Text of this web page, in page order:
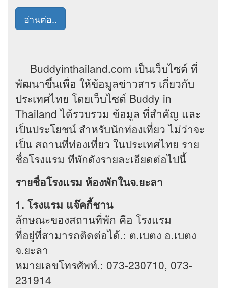
อ่านต่อ..
Buddyinthailand.com เป็นเว็บไซต์ ที่
พัฒนาขึ้นเพื่อ ให้ข้อมูลข่าวสาร เกี่ยวกับ
ประเทศไทย โดยเว็บไซต์ Buddy in
Thailand ได้รวบรวม ข้อมูล ที่สำคัญ และ
เป็นประโยชน์ สำหรับนักท่องเที่ยว ไม่ว่าจะ
เป็น สถานที่ท่องเที่ยว ในประเทศไทย ราย
ชื่อโรงแรม ทีพักดังรายละเอียดต่อไปนี้
รายชื่อโรงแรม ห้องพักในจ.ยะลา
1. โรงแรม แจ๊คกี้ชาน
ลักษณะของสถานที่พัก คือ โรงแรม
ที่อยู่ที่สามารถติดต่อได้.: ต.เบตง อ.เบตง
จ.ยะลา
หมายเลขโทรศัพท์.: 073-230710, 073-
231914